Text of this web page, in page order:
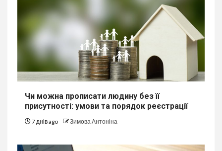
Чи можна прописати людину без її
присутності: умови та порядок реєстрації
7 днів ago Зимова Антоніна